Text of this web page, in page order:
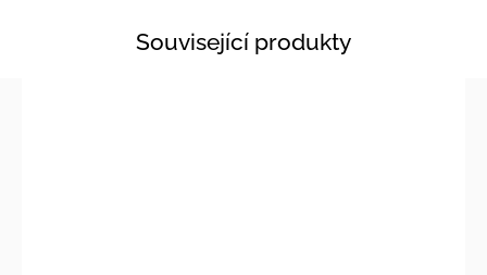
Související produkty